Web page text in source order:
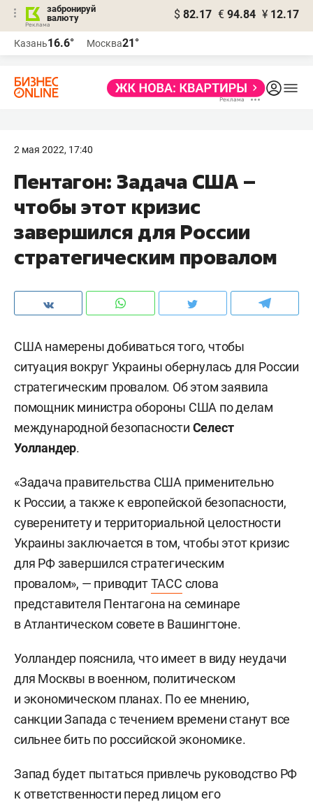
забронируй
валюту
$ 82.17 € 94.84 ¥ 12.17
Казань16.6° Москва21°
2 мая 2022, 17:40
Пентагон: Задача США –
чтобы этот кризис
завершился для России
стратегическим провалом
США намерены добиваться того, чтобы
ситуация вокруг Украины обернулась для России
стратегическим провалом. Об этом заявила
помощник министра обороны США по делам
международной безопасности Селест
Уолландер.
«Задача правительства США применительно
к России, а также к европейской безопасности,
суверенитету и территориальной целостности
Украины заключается в том, чтобы этот кризис
для РФ завершился стратегическим
провалом», — приводитТАСС слова
представителя Пентагона на семинаре
в Атлантическом совете в Вашингтоне.
Уолландер пояснила, что имеет в виду неудачи
для Москвы в военном, политическом
и экономическом планах. По ее мнению,
санкции Запада с течением времени станут все
сильнее бить по российской экономике.
Запад будет пытаться привлечь руководство РФ
к ответственности перед лицом его